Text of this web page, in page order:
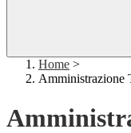
Home >
Amministrazione